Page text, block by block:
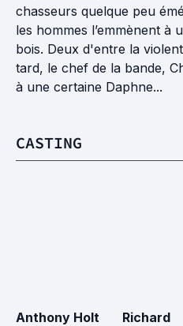
chasseurs quelque peu
les hommes l’emmènent à
bois. Deux d'entre la
tard, le chef de la bande,
à une certaine Daphne...
CASTING
Anthony Holt
Richard